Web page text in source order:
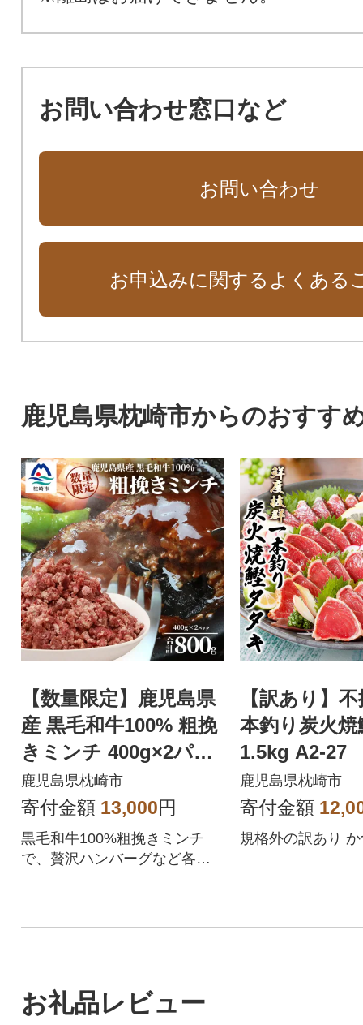
お問い合わせ窓口など
お問い合わせ
お申込みに関するよくある
鹿児島県枕崎市からのおすす
【数量限定】鹿児島県
産 黒毛和牛100% 粗挽
きミンチ 400g×2パッ
ク A3-200
鹿児島県枕崎市
寄付金額 13,000円
黒毛和牛100%粗挽きミンチ
で、贅沢ハンバーグなど各種
【訳あり】
本釣り炭火
1.5kg A2-27
鹿児島県枕崎市
寄付金額
規格外の訳あり
お礼品レビュー